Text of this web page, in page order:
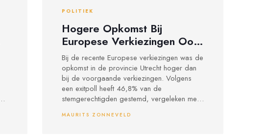
POLITIEK
Hogere Opkomst Bij
Europese Verkiezingen Ook
in Provincie Utrecht
Bij de recente Europese verkiezingen was de
opkomst in de provincie Utrecht hoger dan
bij de voorgaande verkiezingen. Volgens
een exitpoll heeft 46,8% van de
stemgerechtigden gestemd, vergeleken met
hoogste opkomst, met 55,9%, gevolgd
MAURITS ZONNEVELD